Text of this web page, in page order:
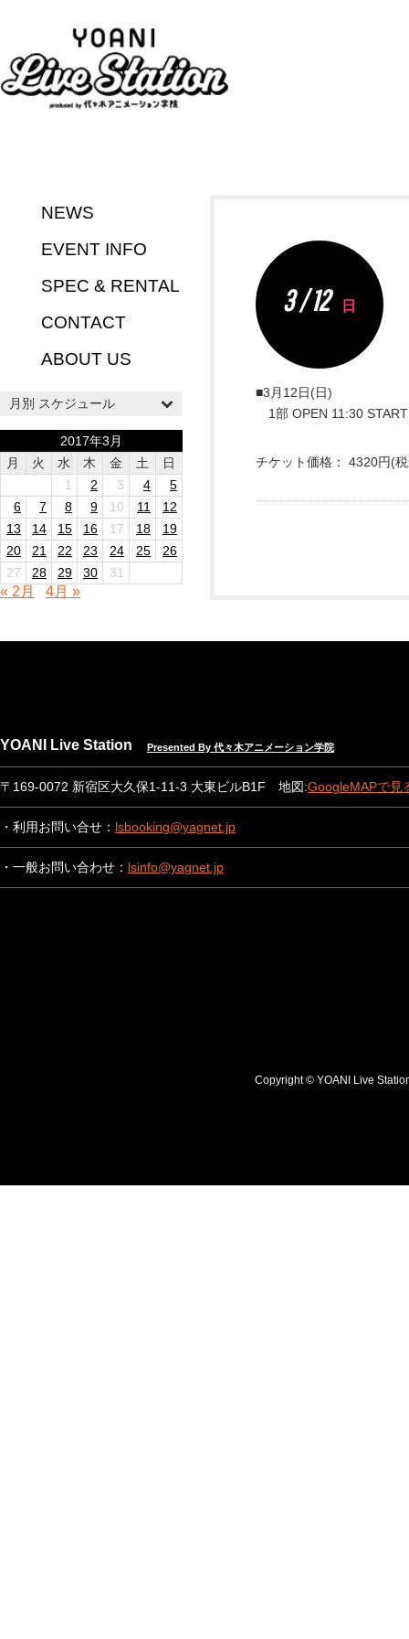
NEWS
EVENT INFO
SPEC & RENTAL
CONTACT
ABOUT US
月別 スケジュール
2017年3月
月
火 水 木 金 土
日
1
2 3 4
5
6
7 8 9 10 11
12
13
14 15 16 17 18
19
20
21 22 23 24 25
26
27
28 29 30 31
« 2月 4月 »
3 / 12 日
■3月12日(日)
1部 OPEN 11:30
チケット価格： 4320円(
YOANI Live Station Presented By 代々木アニメーション学院
〒169-0072 新宿区大久保1-11-3 大東ビルB1F 地図:GoogleMAPで見
・利用お問い合せ： lsbooking@yagnet.jp
・一般お問い合わせ： lsinfo@yagnet.jp
Copyright © YOANI Live